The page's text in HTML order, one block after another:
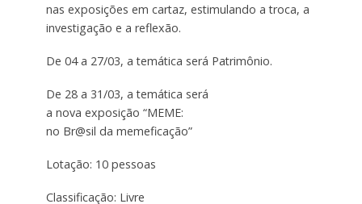
nas exposições em cartaz, estimulando a troca, a
investigação e a reflexão.
De 04 a 27/03, a temática será Patrimônio.
De 28 a 31/03, a temática será
a nova exposição “MEME:
no Br@sil da memeficação”
Lotação: 10 pessoas
Classificação: Livre